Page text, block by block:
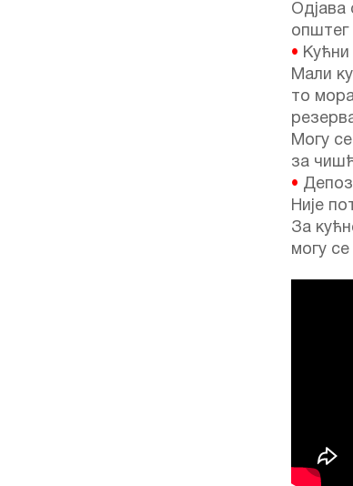
Одјава
општег
•
Мали
то
Могу
за
•
Није
За
могу